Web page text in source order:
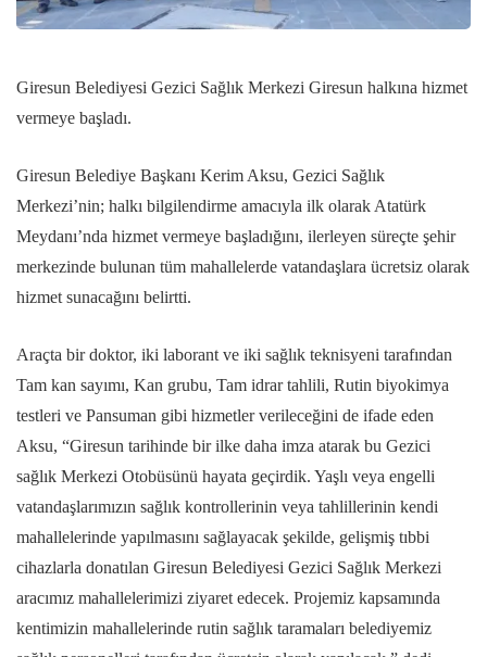
Giresun Belediyesi Gezici Sağlık Merkezi Giresun halkına hizmet
vermeye başladı.
Giresun Belediye Başkanı Kerim Aksu, Gezici Sağlık
Merkezi’nin; halkı bilgilendirme amacıyla ilk olarak Atatürk
Meydanı’nda hizmet vermeye başladığını, ilerleyen süreçte şehir
merkezinde bulunan tüm mahallelerde vatandaşlara ücretsiz olarak
hizmet sunacağını belirtti.
Araçta bir doktor, iki laborant ve iki sağlık teknisyeni tarafından
Tam kan sayımı, Kan grubu, Tam idrar tahlili, Rutin biyokimya
testleri ve Pansuman gibi hizmetler verileceğini de ifade eden
Aksu, “Giresun tarihinde bir ilke daha imza atarak bu Gezici
sağlık Merkezi Otobüsünü hayata geçirdik. Yaşlı veya engelli
vatandaşlarımızın sağlık kontrollerinin veya tahlillerinin kendi
mahallelerinde yapılmasını sağlayacak şekilde, gelişmiş tıbbi
cihazlarla donatılan Giresun Belediyesi Gezici Sağlık Merkezi
aracımız mahallelerimizi ziyaret edecek. Projemiz kapsamında
kentimizin mahallelerinde rutin sağlık taramaları belediyemiz